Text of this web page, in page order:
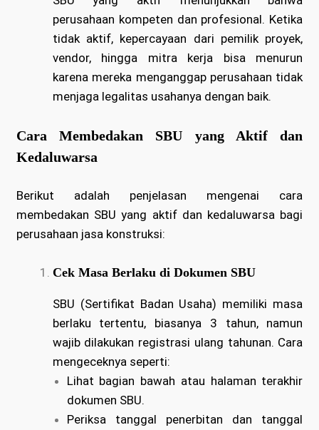
perusahaan kompeten dan profesional. Ketika
tidak aktif, kepercayaan dari pemilik proyek,
vendor, hingga mitra kerja bisa menurun
karena mereka menganggap perusahaan tidak
menjaga legalitas usahanya dengan baik.
Cara Membedakan SBU yang Aktif dan
Kedaluwarsa
Berikut adalah penjelasan mengenai cara
membedakan SBU yang aktif dan kedaluwarsa bagi
perusahaan jasa konstruksi:
Cek Masa Berlaku di Dokumen SBU
SBU (Sertifikat Badan Usaha) memiliki masa
berlaku tertentu, biasanya 3 tahun, namun
wajib dilakukan registrasi ulang tahunan. Cara
mengeceknya seperti:
Lihat bagian bawah atau halaman terakhir
dokumen SBU.
Periksa tanggal penerbitan dan tanggal